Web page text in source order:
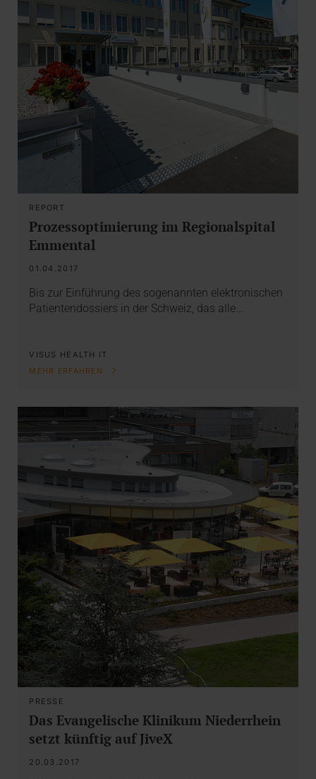
REPORT
Prozessoptimierung im Regionalspital
Emmental
01.04.2017
Bis zur Einführung des sogenannten elektronischen
Patientendossiers in der Schweiz, das alle…
VISUS HEALTH IT
MEHR ERFAHREN
PRESSE
Das Evangelische Klinikum Niederrhein
setzt künftig auf JiveX
20.03.2017